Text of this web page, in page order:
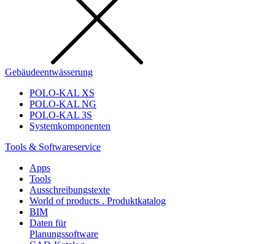
Gebäudeentwässerung
POLO-KAL XS
POLO-KAL NG
POLO-KAL 3S
Systemkomponenten
Tools & Softwareservice
Apps
Tools
Ausschreibungstexte
World of products . Produktkatalog
BIM
Daten für
Planungssoftware